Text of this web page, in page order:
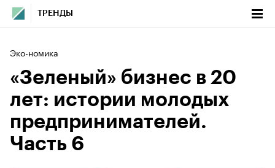
ТРЕНДЫ
Эко-номика
«Зеленый» бизнес в 20
лет: истории молодых
предпринимателей.
Часть 6